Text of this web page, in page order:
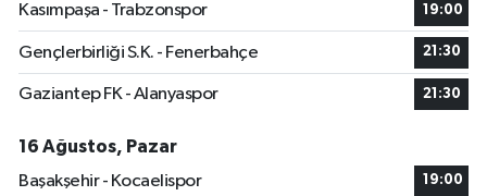
Kasımpaşa - Trabzonspor 19:00
Gençlerbirliği S.K. - Fenerbahçe 21:30
Gaziantep FK - Alanyaspor 21:30
16 Ağustos, Pazar
Başakşehir - Kocaelispor
19:00